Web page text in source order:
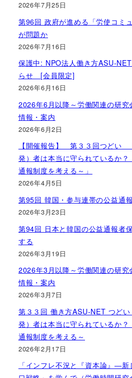
2026年7月25日
第96回 政府が進める「労使コミ
が問題か
2026年7月16日
保護中: NPO法人働き方ASU-
らせ [会員限定]
2026年6月16日
2026年6月以降～労働関連の研究
情報・案内
2026年6月2日
【開催報告】 第３３回つどい
発）者は本当に守られているか
通報制度を考える～」
2026年4月5日
第95回 韓国・参与連帯の公益通
2026年3月23日
第94回 日本と韓国の公益通報者
する
2026年3月19日
2026年3月以降～労働関連の研究
情報・案内
2026年3月7日
第３３回 働き方ASU-NET つど
発）者は本当に守られているか
通報制度を考える～
2026年2月17日
「インフレ不況と『資本論』―